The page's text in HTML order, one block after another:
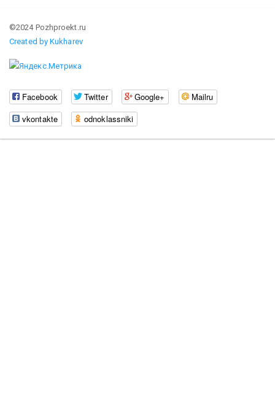
©2024 Pozhproekt.ru
Created by Kukharev
Facebook Twitter Google+
Mailru
vkontakte
odnoklassniki